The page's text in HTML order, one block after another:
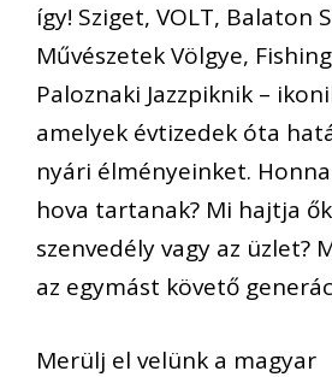
így! Sziget, VOLT, Balaton
Művészetek Völgye,
Paloznaki Jazzpiknik –
amelyek évtizedek óta
nyári élményeinket.
hova tartanak? Mi hajtja
szenvedély vagy az üzlet?
az egymást követő
Merülj el velünk a magyar